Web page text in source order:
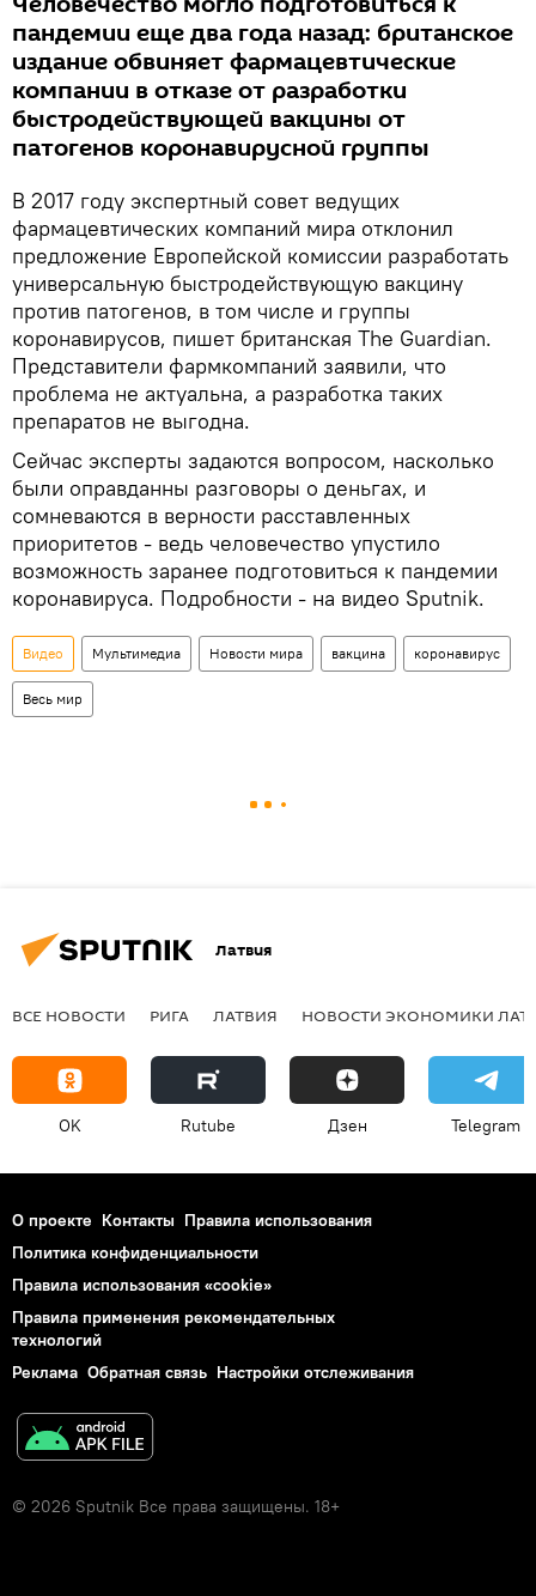
пандемии еще два года назад: британское
издание обвиняет фармацевтические
компании в отказе от разработки
быстродействующей вакцины от
патогенов коронавирусной группы
В 2017 году экспертный совет ведущих
фармацевтических компаний мира отклонил
предложение Европейской комиссии разработать
универсальную быстродействующую вакцину
против патогенов, в том числе и группы
коронавирусов, пишет британская The Guardian.
Представители фармкомпаний заявили, что
проблема не актуальна, а разработка таких
препаратов не выгодна.
Сейчас эксперты задаются вопросом, насколько
были оправданны разговоры о деньгах, и
сомневаются в верности расставленных
приоритетов - ведь человечество упустило
возможность заранее подготовиться к пандемии
коронавируса. Подробности - на видео Sputnik.
Видео Мультимедиа Новости мира вакцина коронавирус
Весь мир
Латвия
ВСЕ НОВОСТИ РИГА ЛАТВИЯ НОВОСТИ ЭКОНОМИКИ
OK Rutube Дзен Telegram
О проекте Контакты Правила использования
Политика конфиденциальности
Правила использования «cookie»
Правила применения рекомендательных
технологий
Реклама Обратная связь Настройки отслеживания
© 2026 Sputnik Все права защищены. 18+